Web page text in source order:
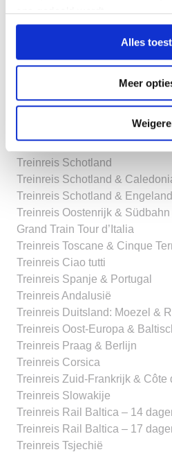
ons gedeeld wordt.
Alles
Meer
Treinreis Zwitserland – 4 dagen
Treinreis Zwitserland – 6 dagen
Treinreis Zwitserland – 8 dagen
Treinreis Zwitserland – 17
Treinreis Zuid-Noorwegen
Treinreis Schotland
Treinreis Schotland &
Treinreis Schotland & Engeland
Treinreis Oostenrijk & Südbahn
Grand Train Tour d’Italia
Treinreis Toscane & Cinque
Treinreis Ciao tutti
Treinreis Spanje & Portugal
Treinreis Andalusië
Treinreis Duitsland: Moezel &
Treinreis Oost-Europa &
Treinreis Praag & Berlijn
Treinreis Corsica
Treinreis Zuid-Frankrijk & Côte
Treinreis Slowakije
Treinreis Rail Baltica – 14
Treinreis Rail Baltica – 17
Treinreis Tsjechië